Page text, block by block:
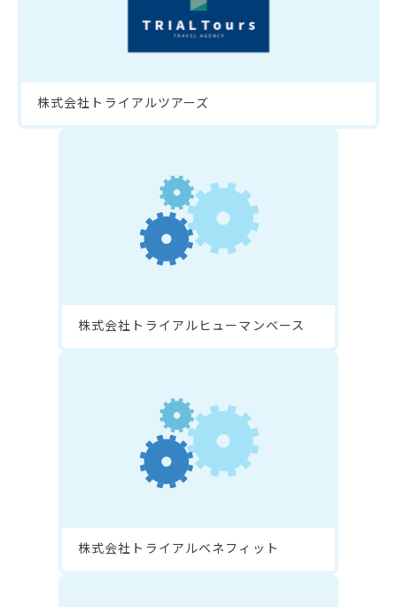
株式会社トライアルツアーズ
株式会社トライアルヒューマンベース
株式会社トライアルベネフィット